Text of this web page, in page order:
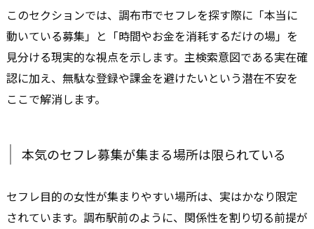
このセクションでは、調布市でセフレを探す際に「本当に
動いている募集」と「時間やお金を消耗するだけの場」を
見分ける現実的な視点を示します。主検索意図である実在確
認に加え、無駄な登録や課金を避けたいという潜在不安を
ここで解消します。
本気のセフレ募集が集まる場所は限られている
セフレ目的の女性が集まりやすい場所は、実はかなり限定
されています。調布駅前のように、関係性を割り切る前提が